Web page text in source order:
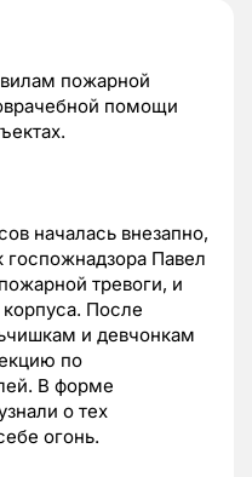
пожарной
помощи
началась внезапно,
госпожнадзора Павел
тревоги, и
После
и девчонкам
по
В форме
о тех
огонь.